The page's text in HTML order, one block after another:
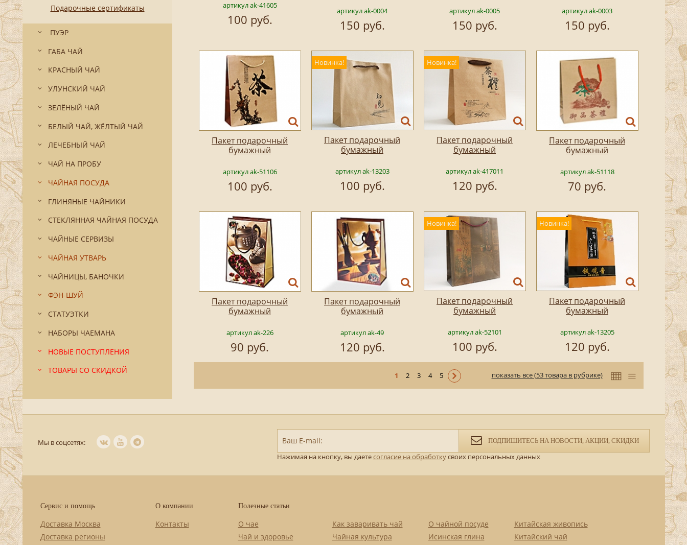
Подарочные сертификаты
ПУЭР
ГАБА ЧАЙ
КРАСНЫЙ ЧАЙ
УЛУНСКИЙ ЧАЙ
ЗЕЛЁНЫЙ ЧАЙ
БЕЛЫЙ ЧАЙ, ЖЁЛТЫЙ ЧАЙ
ЛЕЧЕБНЫЙ ЧАЙ
ЧАЙ НА ПРОБУ
ЧАЙНАЯ ПОСУДА
ГЛИНЯНЫЕ ЧАЙНИКИ
СТЕКЛЯННАЯ ЧАЙНАЯ ПОСУДА
ЧАЙНЫЕ СЕРВИЗЫ
ЧАЙНАЯ УТВАРЬ
ЧАЙНИЦЫ, БАНОЧКИ
ФЭН-ШУЙ
СТАТУЭТКИ
НАБОРЫ ЧАЕМАНА
НОВЫЕ ПОСТУПЛЕНИЯ
ТОВАРЫ СО СКИДКОЙ
артикул ak-41605
100 руб.
артикул ak-0004
150 руб.
артикул ak-0005
150 руб.
артикул ak-0003
150 руб.
Пакет подарочный
бумажный
артикул ak-51106
100 руб.
Новинка!
Пакет подарочный
бумажный
артикул ak-13203
100 руб.
Новинка!
Пакет подарочный
бумажный
артикул ak-417011
120 руб.
Пакет подарочный
бумажный
артикул ak-51118
70 руб.
Пакет подарочный
бумажный
артикул ak-226
90 руб.
Пакет подарочный
бумажный
артикул ak-49
120 руб.
Новинка!
Пакет подарочный
бумажный
артикул ak-52101
100 руб.
Новинка!
Пакет подарочный
бумажный
артикул ak-13205
120 руб.
1 2 3 4 5 показать все (53 товара в рубрике)
Ваш E-mail: ПОДПИШИТЕСЬ НА НОВОСТИ, АКЦИИ, СКИДКИ
Нажимая на кнопку, вы даетесогласие на обработкусвоих персональных данных
Мы в соцсетях:
Сервис и помощь
Доставка Москва
Доставка регионы
О компании
Контакты
Полезные статьи
О чае
Чай и здоровье
Как заваривать чай
Чайная культура
О чайной посуде
Исинская глина
Китайская живопись
Китайский чай